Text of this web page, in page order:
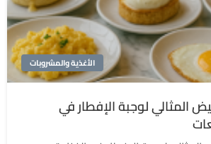
الأغذية والمشروبات
المثالي لوجبة الإفطار في